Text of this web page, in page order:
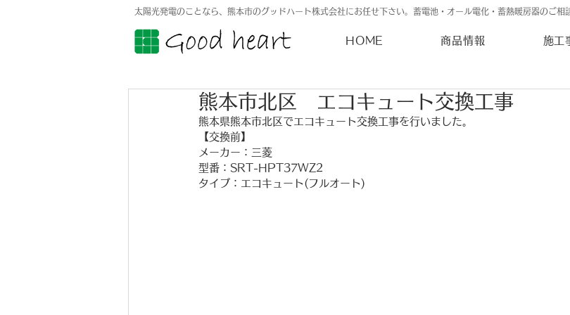
太陽光発電のことなら、熊本市のグッドハート株式会社にお任せ下さい。蓄電池・オール電化・蓄熱暖房器のご相
HOME 商品情報 施工
熊本市北区 エコキュート交換工事
熊本県熊本市北区でエコキュート交換工事を行いました。
【交換前】
メーカー：三菱
型番：SRT-HPT37WZ2
タイプ：エコキュート(フルオート)